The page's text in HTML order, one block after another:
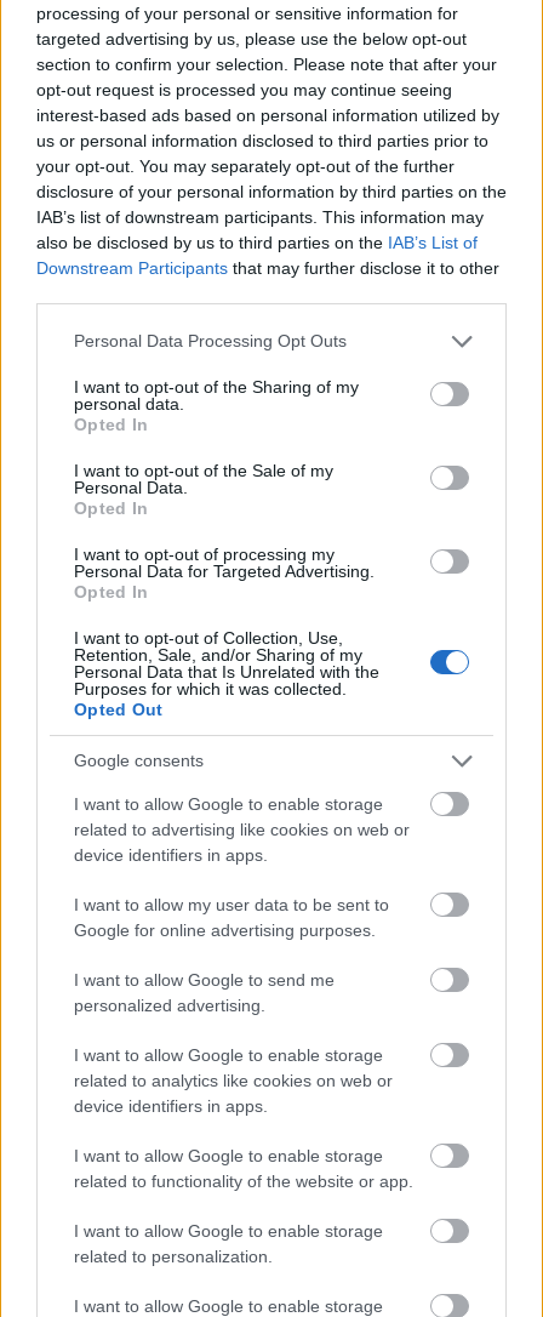
processing of your personal or sensitive information for
targeted advertising by us, please use the below opt-out
section to confirm your selection. Please note that after your
opt-out request is processed you may continue seeing
interest-based ads based on personal information utilized by
us or personal information disclosed to third parties prior to
your opt-out. You may separately opt-out of the further
disclosure of your personal information by third parties on the
IAB’s list of downstream participants. This information may
also be disclosed by us to third parties on the IAB’s List of
Downstream Participants that may further disclose it to other
Please note that this website/app uses one or more Google
not limited to your visit or usage behaviour. You may click to
grant or deny consent to Google and its third-party tags to
use your data for below specified purposes in below Google
consent section.
Personal Data Processing Opt Outs
I want to opt-out of the Sharing of my
personal data.
Opted In
I want to opt-out of the Sale of my
Personal Data.
Opted In
I want to opt-out of processing my
Personal Data for Targeted Advertising.
Opted In
I want to opt-out of Collection, Use,
Retention, Sale, and/or Sharing of my
Personal Data that Is Unrelated with the
Purposes for which it was collected.
Opted Out
Google consents
I want to allow Google to enable storage
related to advertising like cookies on web or
device identifiers in apps.
I want to allow my user data to be sent to
Google for online advertising purposes.
I want to allow Google to send me
personalized advertising.
I want to allow Google to enable storage
related to analytics like cookies on web or
device identifiers in apps.
I want to allow Google to enable storage
related to functionality of the website or app.
I want to allow Google to enable storage
related to personalization.
I want to allow Google to enable storage
akkor is 50%.)
Azért a szülésig lesz még kis dolgod vele. Kéthetente
ad papírt („Orvosi igazolás folyamatos
keresőképtelenségről”) neked a háziorvos. Ezeket
mind el kell juttatnod a munkáltatódhoz, hogy ő
Végül várakozás
Azért azt bele kell kalkulálni, hogy az első táppénz
kifizetésedre kell várni türelmesen.Hivatalosan:
hiánytalan a táppénz iránti kérelem, az ügyintézési
határidő8 nap
egészségbiztosítónál.De mire eljut hozzájuk az
igény, az sokkal hosszabb. Amikortól kiíratod
magad, eltelik1-2 hét, mire megkapod az orvostól
és le tudod adni az első orvosi igazolásaidat. Ha
postázod a munkahelyedre, az is idő. Aztán amíg
Úgyhogy kitartást és jó babavárást kívánok!
Ha tetszett, oszd meg az ismerőseiddel!
Munkaviszonyos kismamáknakjáró ellátásokról
itt találszegy összefoglaló táblázatot. Töltsd le!
Kismamáknakjáró ellátásokról.Kattints ide és
töltsd le!